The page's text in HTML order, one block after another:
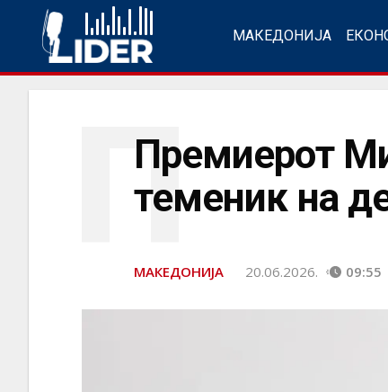
МАКЕДОНИЈА
Премиерот
теменик на
П
МАКЕДОНИЈА 20.06.2026. 09:55